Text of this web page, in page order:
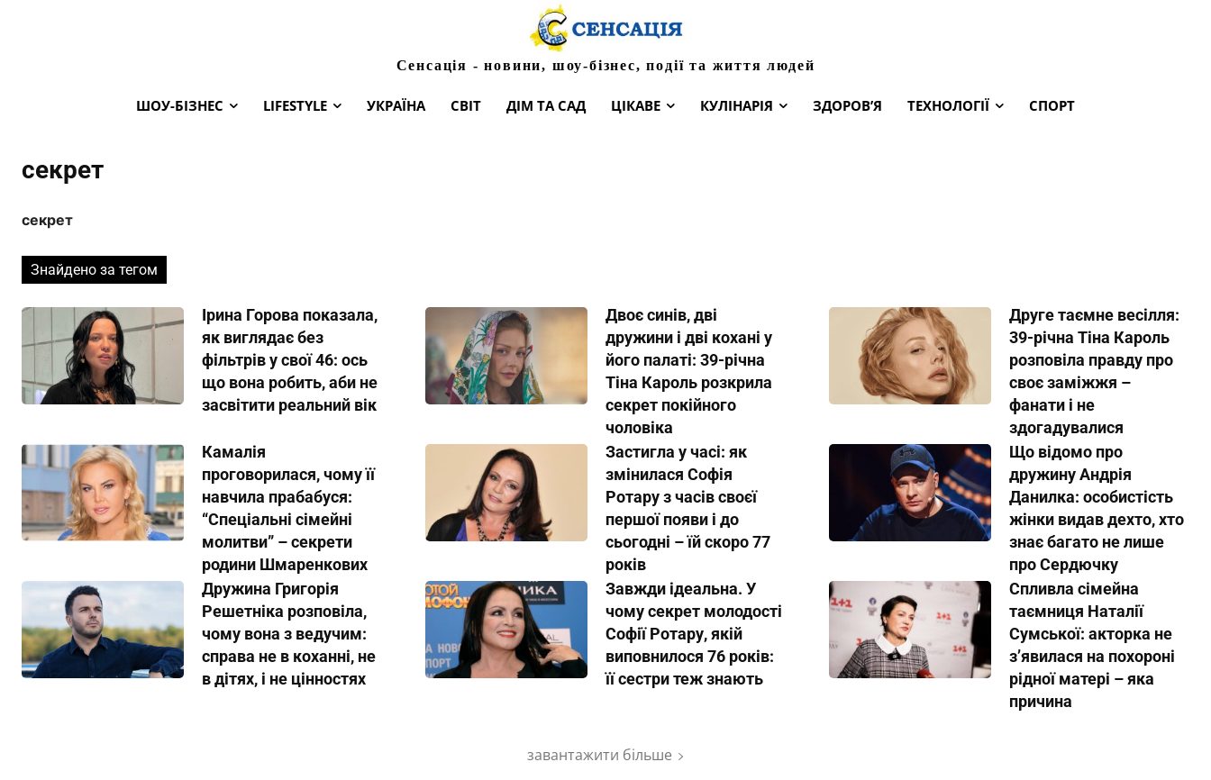
Сенсація - новини, шоу-бізнес, події та життя людей
ШОУ-БІЗНЕС LIFESTYLE УКРАЇНА СВІТ ДІМ ТА САД ЦІКАВЕ КУЛІНАРІЯ ЗДОРОВ’Я ТЕХНОЛОГІЇ СПОРТ
секрет
секрет
Знайдено за тегом
Ірина Горова показала,
як виглядає без
фільтрів у свої 46: ось
що вона робить, аби не
засвітити реальний вік
Двоє синів, дві
дружини і дві кохані у
його палаті: 39-річна
Тіна Кароль розкрила
секрет покійного
чоловіка
Друге таємне весілля:
39-річна Тіна Кароль
розповіла правду про
своє заміжжя –
фанати і не
здогадувалися
Камалія
проговорилася, чому її
навчила прабабуся:
“Спеціальні сімейні
молитви” – секрети
родини Шмаренкових
Застигла у часі: як
змінилася Софія
Ротару з часів своєї
першої появи і до
сьогодні – їй скоро 77
років
Що відомо про
дружину Андрія
Данилка: особистість
жінки видав дехто, хто
знає багато не лише
про Сердючку
Дружина Григорія
Решетніка розповіла,
чому вона з ведучим:
справа не в коханні, не
в дітях, і не цінностях
Завжди ідеальна. У
чому секрет молодості
Софії Ротару, якій
виповнилося 76 років:
її сестри теж знають
Спливла сімейна
таємниця Наталії
Сумської: акторка не
з’явилася на похороні
рідної матері – яка
причина
завантажити більше